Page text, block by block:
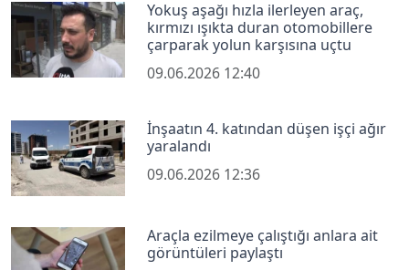
Yokuş aşağı hızla ilerleyen araç,
kırmızı ışıkta duran otomobillere
çarparak yolun karşısına uçtu
09.06.2026 12:40
İnşaatın 4. katından düşen işçi ağır
yaralandı
09.06.2026 12:36
Araçla ezilmeye çalıştığı anlara ait
görüntüleri paylaştı